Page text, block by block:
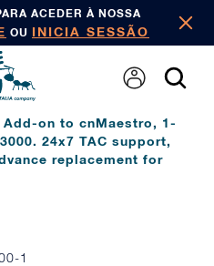
ACEDER À NOSSA
OU INICIA SESSÃO
Add-on to cnMaestro, 1-
24x7 TAC support,
replacement for
1